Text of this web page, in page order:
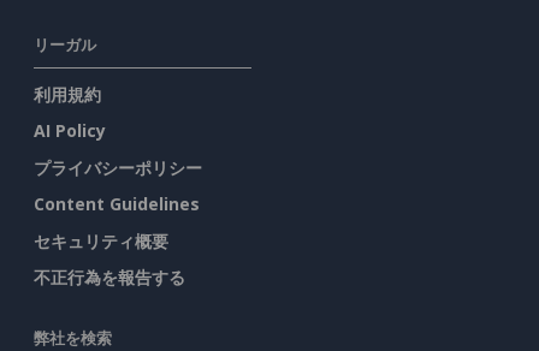
リーガル
利用規約
AI Policy
プライバシーポリシー
Content Guidelines
セキュリティ概要
不正行為を報告する
弊社を検索